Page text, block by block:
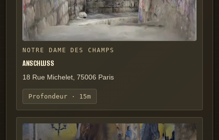
NOTRE DAME DES CHAMPS
ANSCHLUSS
18 Rue Michelet, 75006 Paris
Profondeur · 15m